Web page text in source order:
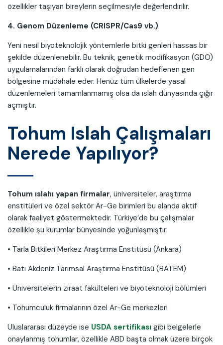
özellikler taşıyan bireylerin seçilmesiyle değerlendirilir.
4. Genom Düzenleme (CRISPR/Cas9 vb.)
Yeni nesil biyoteknolojik yöntemlerle bitki genleri hassas bir
şekilde düzenlenebilir. Bu teknik, genetik modifikasyon (GDO)
uygulamalarından farklı olarak doğrudan hedeflenen gen
bölgesine müdahale eder. Henüz tüm ülkelerde yasal
düzenlemeleri tamamlanmamış olsa da ıslah dünyasında çığır
açmıştır.
Tohum Islah Çalışmaları
Nerede Yapılıyor?
Tohum ıslahı yapan firmalar, üniversiteler, araştırma
enstitüleri ve özel sektör Ar-Ge birimleri bu alanda aktif
olarak faaliyet göstermektedir. Türkiye’de bu çalışmalar
özellikle şu kurumlar bünyesinde yoğunlaşmıştır:
• Tarla Bitkileri Merkez Araştırma Enstitüsü (Ankara)
• Batı Akdeniz Tarımsal Araştırma Enstitüsü (BATEM)
• Üniversitelerin ziraat fakülteleri ve biyoteknoloji bölümleri
• Tohumculuk firmalarının özel Ar-Ge merkezleri
Uluslararası düzeyde ise USDA sertifikası gibi belgelerle
onaylanmış tohumlar, özellikle ABD başta olmak üzere birçok